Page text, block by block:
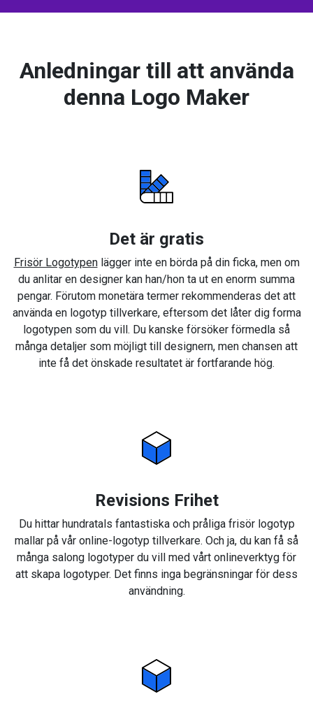
Anledningar till att använda
denna Logo Maker
Det är gratis
Frisör Logotypenlägger inte en börda på din ficka, men om
du anlitar en designer kan han/hon ta ut en enorm summa
pengar. Förutom monetära termer rekommenderas det att
använda en logotyp tillverkare, eftersom det låter dig forma
logotypen som du vill. Du kanske försöker förmedla så
många detaljer som möjligt till designern, men chansen att
inte få det önskade resultatet är fortfarande hög.
Revisions Frihet
Du hittar hundratals fantastiska och pråliga frisör logotyp
mallar på vår online-logotyp tillverkare. Och ja, du kan få så
många salong logotyper du vill med vårt onlineverktyg för
att skapa logotyper. Det finns inga begränsningar för dess
användning.